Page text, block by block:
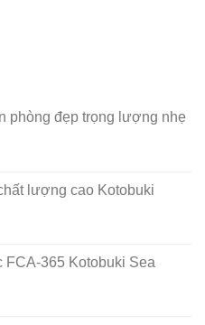
phòng đẹp trọng lượng nhẹ
lượng cao Kotobuki
FCA-365 Kotobuki Sea